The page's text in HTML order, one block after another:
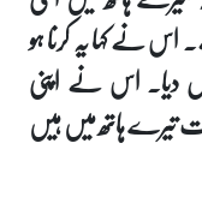
نے کہا یہ کرنا ہو
دیا۔ اس نے اپنی
تیرے ہاتھ میں ہیں